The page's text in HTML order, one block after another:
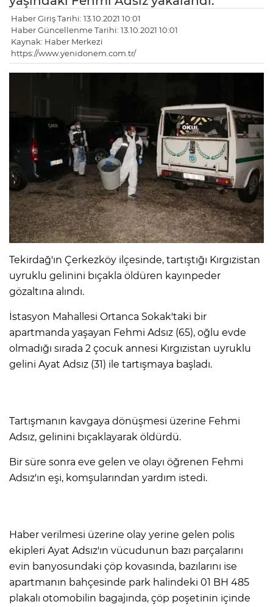
Haber Giriş Tarihi: 13.10.2021 10:01
Haber Güncellenme Tarihi: 13.10.2021 10:01
Kaynak: Haber Merkezi
https://www.yenidonem.com.tr/
Tekirdağ'ın Çerkezköy ilçesinde, tartıştığı Kırgızistan
uyruklu gelinini bıçakla öldüren kayınpeder
gözaltına alındı.
İstasyon Mahallesi Ortanca Sokak'taki bir
apartmanda yaşayan Fehmi Adsız (65), oğlu evde
olmadığı sırada 2 çocuk annesi Kırgızistan uyruklu
gelini Ayat Adsız (31) ile tartışmaya başladı.
Tartışmanın kavgaya dönüşmesi üzerine Fehmi
Adsız, gelinini bıçaklayarak öldürdü.
Bir süre sonra eve gelen ve olayı öğrenen Fehmi
Adsız'ın eşi, komşularından yardım istedi.
Haber verilmesi üzerine olay yerine gelen polis
ekipleri Ayat Adsız'ın vücudunun bazı parçalarını
evin banyosundaki çöp kovasında, bazılarını ise
apartmanın bahçesinde park halindeki 01 BH 485
plakalı otomobilin bagajında, çöp poşetinin içinde